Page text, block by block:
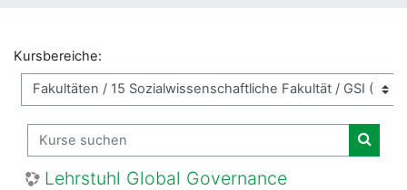
Kursbereiche:
Kurse suchen
Kurse
Lehrstuhl Global Governance